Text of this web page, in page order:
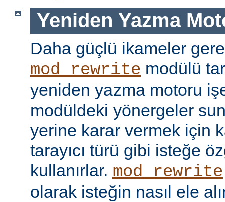
Yeniden Yazma
Daha güçlü ikameler
mod_rewrite modülü
yeniden yazma motoru
modüldeki yönergeler
yerine karar vermek için
tarayıcı türü gibi isteğe
kullanırlar. mod_rewrite
olarak isteğin nasıl ele